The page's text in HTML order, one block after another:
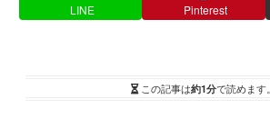
LINE Pinterest
この記事は約1分で読めます。